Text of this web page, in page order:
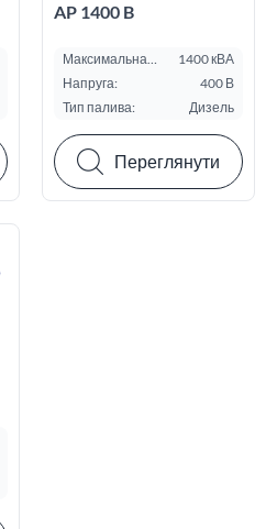
AP 1400 B
Максимальна
потужність ESP,
кВА:
1400 кВА
Напруга:
400 В
Тип палива:
Дизель
Переглянути